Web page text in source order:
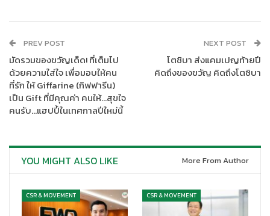
สังคมคาร์บอนต่ำ โดยมีตัวแทนองค์กรธุรกิจที่สนใจเข้าร่วมกิจกรรม
ตลอด 3 วันของการจัดการเป็นจำนวนมาก โดยหัวข้อที่น่าสนใจ อาทิ
การสร้าง Framework เพื่ออนาคตธุรกิจที่ยั่งยืน บรรยายโดยรอง
ศาสตราจารย์ ดร.ณัฐวุฒิ พิมพา ประธานหลักสูตร Managing for
Sustainability (หลักสูตรนานาชาติ) วิทยาลัยการจัดการ
ลดโลกร้อน กระทรวงทรัพยากรธรรมชาติและสิ่งแวดล้อม และ AI
Transformation เพิ่มประสิทธิภาพ ลดต้นทุน ด้วย AI โดยดร.โชคชัย
จำกัด (มหาชน) เป็นต้น ณ เอปสัน โซลูชัน เซ็นเตอร์ อาคารปัน เมื่อ
เร็วๆ นี้
PREV POST
มัดรวมของขวัญเด็ด! ที่เต็มไป
ด้วยความใส่ใจ เพื่อมอบให้คน
ที่รัก ให้ Giffarine (กิฟฟารีน)
เป็น Gift ที่มีคุณค่า คนให้…สุขใจ
คนรับ…แฮปปี้ในเทศกาลปีใหม่นี้
NEXT POST
โตชิบา ส่งแคมเปญท้ายปี
คิดถึงของขวัญ คิดถึงโตชิบา
YOU MIGHT ALSO LIKE More From Author
CSR & MOVEMENT CSR & MOVEMENT